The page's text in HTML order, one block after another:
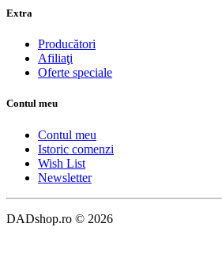
Extra
Producători
Afiliaţi
Oferte speciale
Contul meu
Contul meu
Istoric comenzi
Wish List
Newsletter
DADshop.ro © 2026